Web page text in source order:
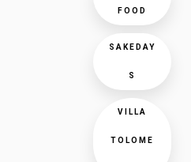
FOOD
SAKEDAY
S
VILLA
TOLOME